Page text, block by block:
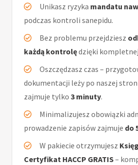
Unikasz ryzyka mandatu
podczas kontroli sanepidu.
Bez problemu przejdziesz
każdą kontrolędzięki
Oszczędzasz czas –
dokumentacji leży po naszej
zajmuje tylko 3 minuty.
Minimalizujesz obowiązki
prowadzenie zapisów zajmuje do
W pakiecie otrzymujesz
Certyfikat HACCP GRATIS–